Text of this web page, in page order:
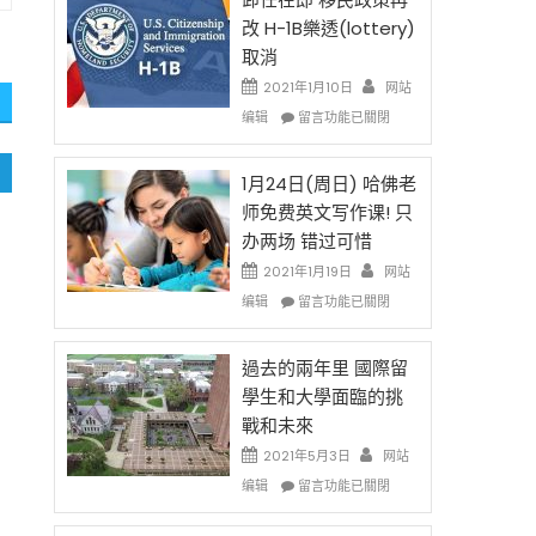
後
現
開
始
對
OPT
開
刀〉
中
法
讓
說
話
請
H-
1B
簽
證
高
薪
者
先
得〉
中
改 H-1B樂透(lottery)
取消
2021年1月10日
网站
编辑
在
任
在
即
移
民
政
策
改
H-
1B
樂
透
(lottery)
取
消〉
中
留言功能已關閉
1月24日(周日) 哈佛老
师免费英文写作课! 只
办两场 错过可惜
2021年1月19日
网站
编辑
在
月
24
日
(周
日)
哈
佛
师
留言功能已關閉
過去的兩年里 國際留
學生和大學面臨的挑
戰和未來
2021年5月3日
网站
编辑
在
去
留言功能已關閉